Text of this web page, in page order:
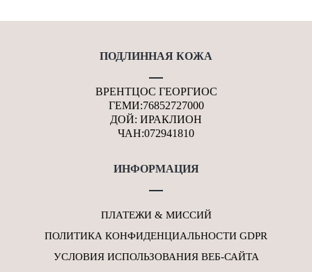
ПОДЛИННАЯ КОЖА
ВРЕНТЦОС ГЕОРГИОС
ГЕМИ:76852727000
ДОЙ: ИРАКЛИОН
ЧАН:072941810
ИНФОРМАЦИЯ
ПЛАТЕЖИ & МИССИЙ
ПОЛИТИКА КОНФИДЕНЦИАЛЬНОСТИ GDPR
УСЛОВИЯ ИСПОЛЬЗОВАНИЯ ВЕБ-САЙТА